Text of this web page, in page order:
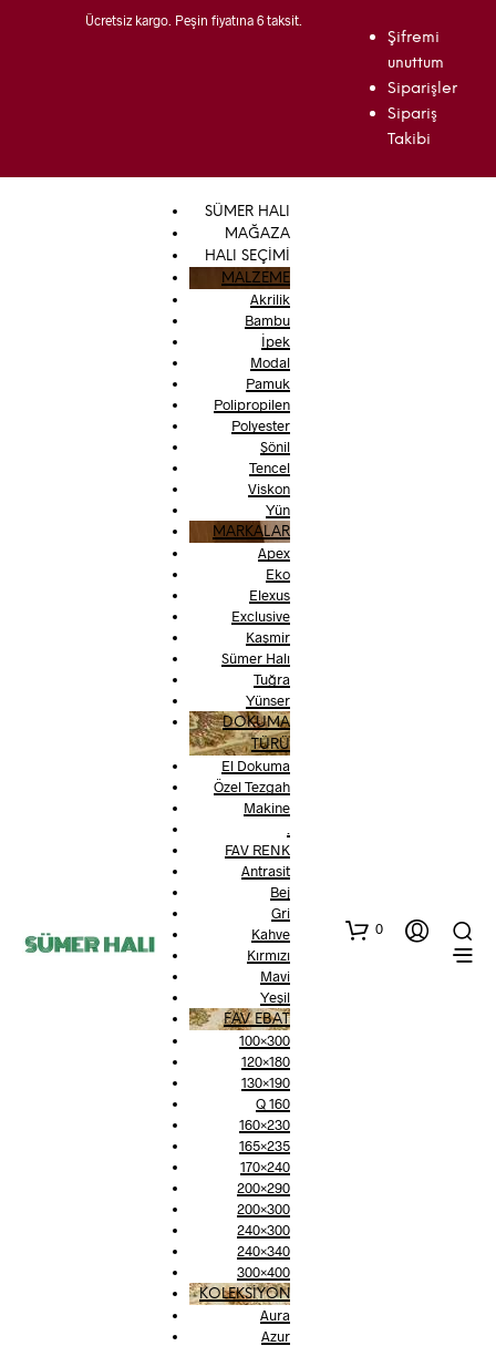
Ücretsiz kargo. Peşin fiyatına 6 taksit.
Şifremi
unuttum
Siparişler
Sipariş
Takibi
SÜMER HALI
MAĞAZA
HALI SEÇİMİ
MALZEME
Akrilik
Bambu
İpek
Modal
Pamuk
Polipropilen
Polyester
Şönil
Tencel
Viskon
Yün
MARKALAR
Apex
Eko
Elexus
Exclusive
Kaşmir
Sümer Halı
Tuğra
Yünser
DOKUMA
TÜRÜ
El Dokuma
Özel Tezgah
Makine
FAV RENK
Antrasit
Bej
Gri
Kahve
Kırmızı
Mavi
Yeşil
FAV EBAT
100×300
120×180
130×190
Q 160
160×230
165×235
170×240
200×290
200×300
240×300
240×340
300×400
KOLEKSİYON
Aura
Azur
0